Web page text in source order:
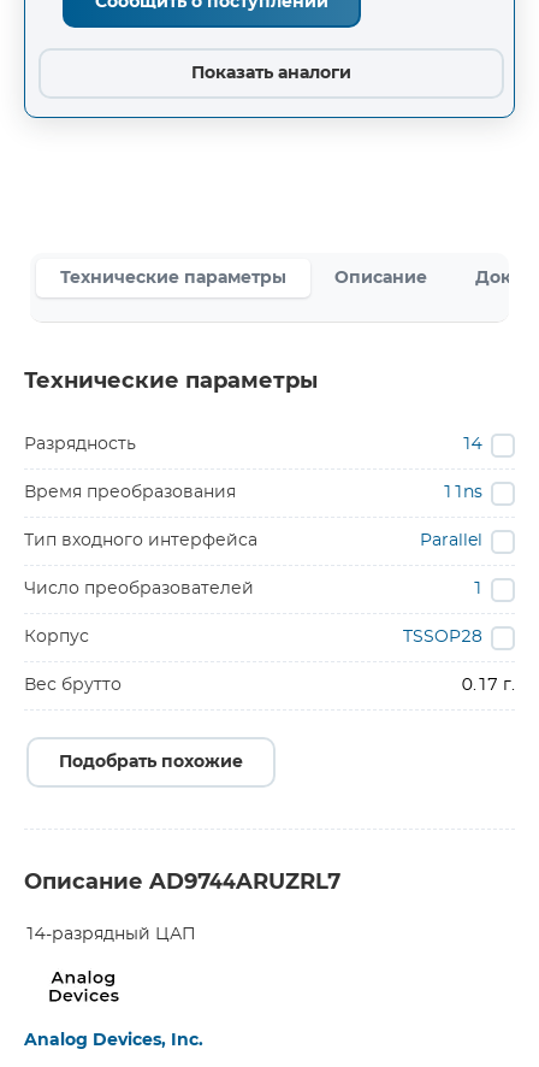
Показать аналоги
Технические параметры Описание
Технические параметры
Разрядность 14
Время преобразования 11ns
Тип входного интерфейса Parallel
Число преобразователей
Корпус TSSOP28
Вес брутто 0.17 г.
Подобрать похожие
Описание AD9744ARUZRL7
14-разрядный ЦАП
Analog Devices, Inc.